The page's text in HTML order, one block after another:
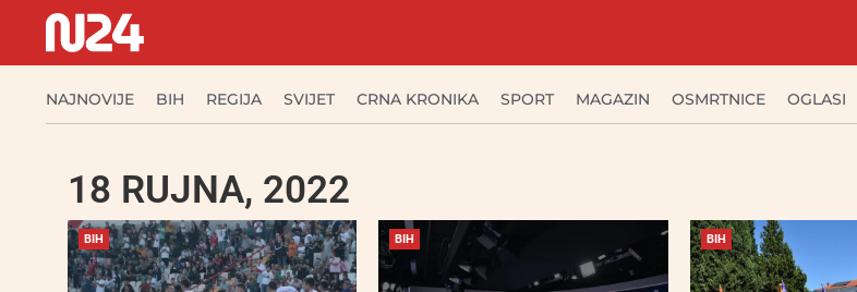
NAJNOVIJE BIH REGIJA SVIJET CRNA KRONIKA SPORT MAGAZIN OSMRTNICE OGLASI
18 RUJNA, 2022
BIH BIH BIH